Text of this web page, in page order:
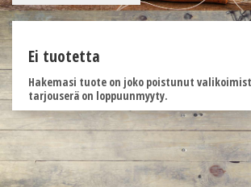
Ei tuotetta
Hakemasi tuote on joko poistunut
tarjouserä on loppuunmyyty.